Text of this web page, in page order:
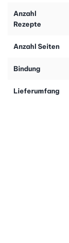
Anzahl
Rezepte
Anzahl Seiten
Bindung
Lieferumfang